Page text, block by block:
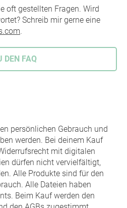
oft gestellten Fragen. Wird
Schreib mir gerne eine
.
DEN FAQ
persönlichen Gebrauch und
werden. Bei deinem Kauf
mit digitalen
dürfen nicht vervielfältigt,
Alle Produkte sind für den
Alle Dateien haben
Beim Kauf werden den